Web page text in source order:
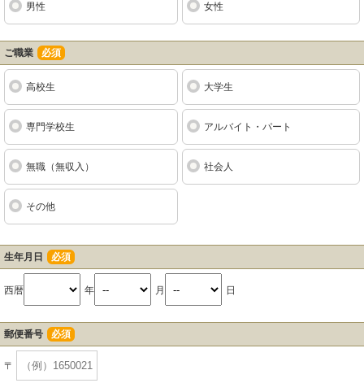
男性 女性
ご職業 必須
高校生 大学生
専門学校生 アルバイト・パート
無職（無収入） 社会人
その他
生年月日 必須
西暦 年 月 日
郵便番号 必須
〒